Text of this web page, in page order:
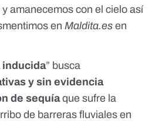
amanecemos con el cielo así
en Maldita.es en
inducida” busca
y sin evidencia
de sequíaque sufre la
de barreras fluviales en